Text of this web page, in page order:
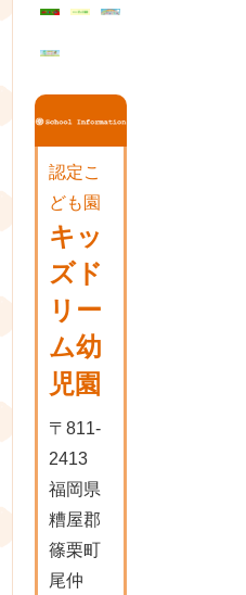
ン
認定こ
ども園
キッ
ズド
リー
ム幼
児園
〒811-
2413
福岡県
糟屋郡
篠栗町
尾仲